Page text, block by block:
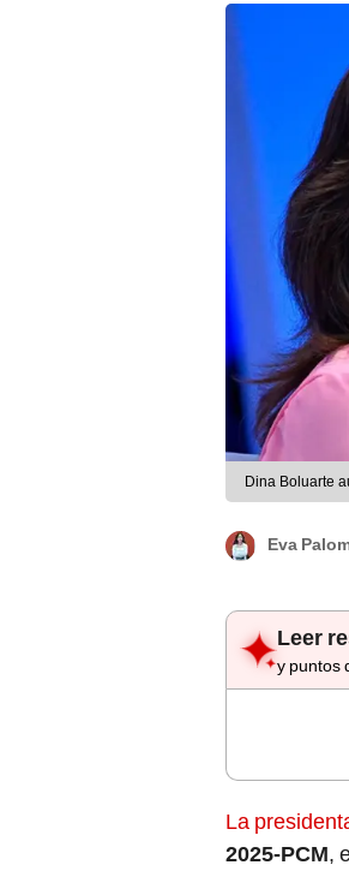
Dina Boluarte
Eva
Leer
y puntos
La
2025-PCM,